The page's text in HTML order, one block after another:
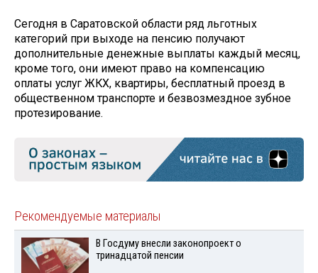
Сегодня в Саратовской области ряд льготных
категорий при выходе на пенсию получают
дополнительные денежные выплаты каждый месяц,
кроме того, они имеют право на компенсацию
оплаты услуг ЖКХ, квартиры, бесплатный проезд в
общественном транспорте и безвозмездное зубное
протезирование.
Рекомендуемые материалы
В Госдуму внесли законопроект о
тринадцатой пенсии